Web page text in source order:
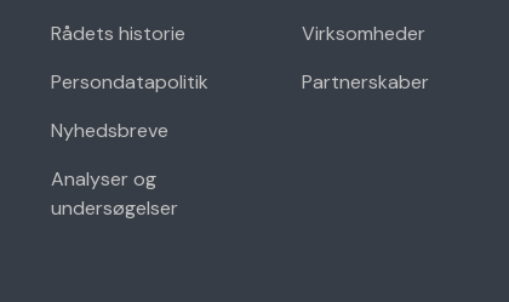
Rådets historie
Persondatapolitik
Nyhedsbreve
Analyser og
undersøgelser
Virksomheder
Partnerskaber